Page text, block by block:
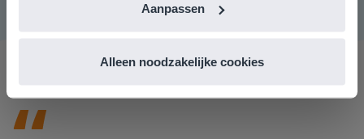
Aanpassen
Alleen noodzakelijke cookies